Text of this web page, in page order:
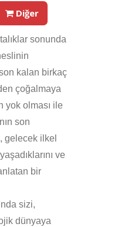
Diğer
sonunda
kalan birkaç
çoğalmaya
yok olması ile
son
gelecek ilkel
ve
bir
sizi,
dünyaya